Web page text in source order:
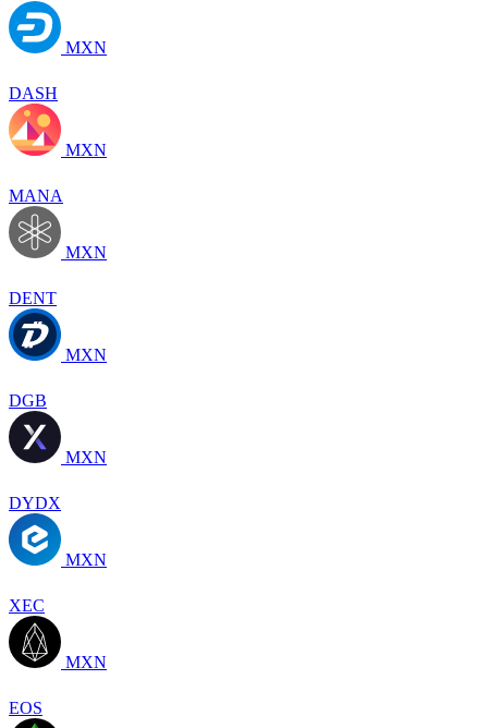
MXN
DASH
MXN
MANA
MXN
DENT
MXN
DGB
MXN
DYDX
MXN
XEC
MXN
EOS